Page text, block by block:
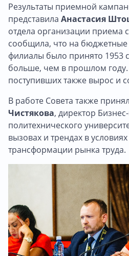
Результаты приемной
представила Анастасия
отдела организации приема
сообщила, что на бюджетные
филиалы было принято 1953
больше, чем в прошлом
поступивших также вырос
В работе Совета также
Чистякова, директор
политехнического
вызовах и трендах в
трансформации рынка труда.